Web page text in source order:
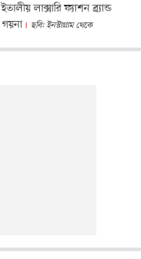
লাক্সারি ফ্যাশন ব্র্যান্ড
ছবি: ইনস্টাগ্রাম থেকে